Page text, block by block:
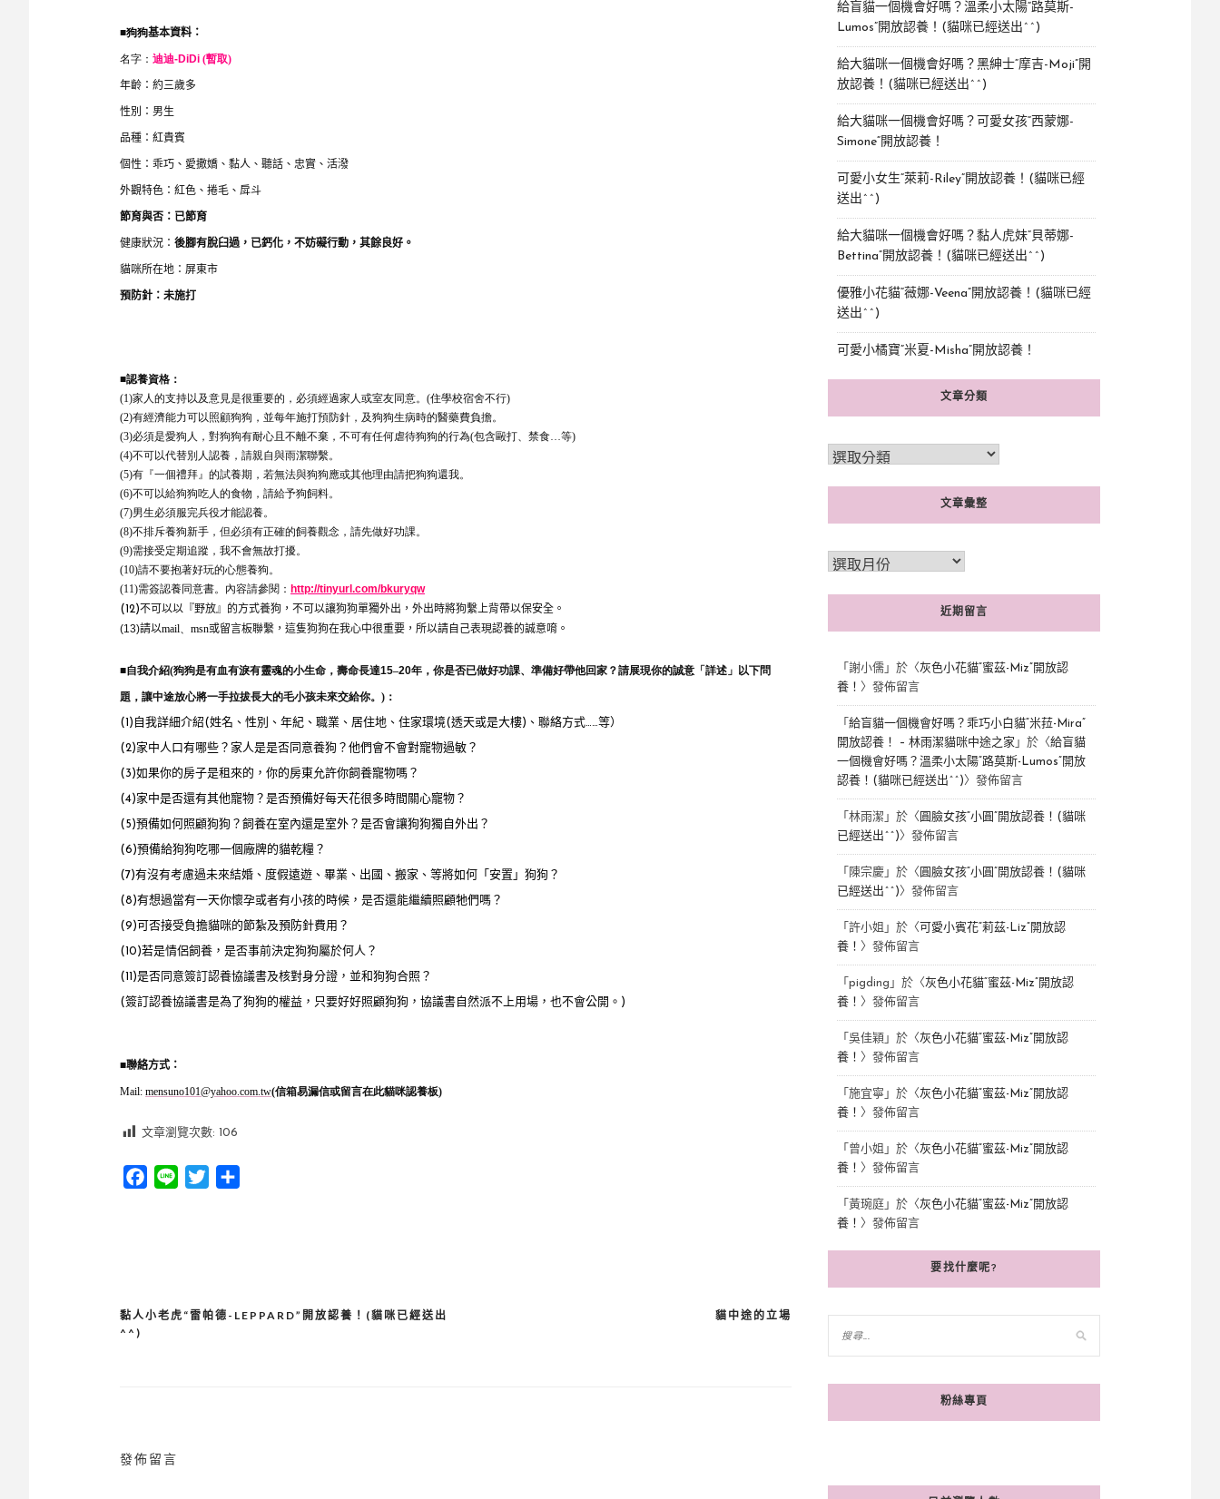
■狗狗基本資料：
名字： 迪迪-DiDi (暫取)
年齡：約三歲多
性別：男生
品種：紅貴賓
個性：乖巧、愛撒嬌、黏人、聽話、忠實、活潑
外觀特色：紅色、捲毛、戽斗
節育與否：已節育
健康狀況： 後腳有脫臼過，已鈣化，不妨礙行動，其餘良好。
貓咪所在地：屏東市
預防針：未施打
■認養資格：
(1)家人的支持以及意見是很重要的，必須經過家人或室友同意。 (住學校宿舍不行)
(2)有經濟能力可以照顧狗狗，並每年施打預防針，及狗狗生病時的醫藥費負擔。
(3)必須是愛狗人，對狗狗有耐心且不離不棄，不可有任何虐待狗狗的行為(包含毆打、禁食…等)
(4)不可以代替別人認養，請親自與雨潔聯繫。
(5)有『一個禮拜』的試養期，若無法與狗狗應或其他理由請把狗狗還我。
(6)不可以給狗狗吃人的食物，請給予狗飼料。
(7)男生必須服完兵役才能認養。
(8)不排斥養狗新手，但必須有正確的飼養觀念，請先做好功課。
(9)需接受定期追蹤，我不會無故打擾。
(10)請不要抱著好玩的心態養狗。
(11)需簽認養同意書。內容請參閱： http://tinyurl.com/bkuryqw
(12)不可以以『野放』的方式養狗，不可以讓狗狗單獨外出，外出時將狗繫上背帶以保安全。
(13)請以mail、 msn或留言板聯繫，這隻狗狗在我心中很重要，所以請自己表現認養的誠意唷。
■自我介紹(狗狗是有血有淚有靈魂的小生命，壽命長達15–20年，你是否已做好功課、準備好帶他回家？請展現你的誠意「詳述」以下問
題，讓中途放心將一手拉拔長大的毛小孩未來交給你。)：
(1)自我詳細介紹(姓名、性別、年紀、職業、居住地、住家環境(透天或是大樓)、聯絡方式……等）
(2)家中人口有哪些？家人是是否同意養狗？他們會不會對寵物過敏？
(3)如果你的房子是租來的，你的房東允許你飼養寵物嗎？
(4)家中是否還有其他寵物？是否預備好每天花很多時間關心寵物？
(5)預備如何照顧狗狗？飼養在室內還是室外？是否會讓狗狗獨自外出？
(6)預備給狗狗吃哪一個廠牌的貓乾糧？
(7)有沒有考慮過未來結婚、度假遠遊、畢業、出國、搬家、等將如何「安置」狗狗？
(8)有想過當有一天你懷孕或者有小孩的時候，是否還能繼續照顧牠們嗎？
(9)可否接受負擔貓咪的節紮及預防針費用？
(10)若是情侶飼養，是否事前決定狗狗屬於何人？
(11)是否同意簽訂認養協議書及核對身分證，並和狗狗合照？
(簽訂認養協議書是為了狗狗的權益，只要好好照顧狗狗，協議書自然派不上用場，也不會公開。)
■聯絡方式：
Mail: mensuno101@yahoo.com.tw(信箱易漏信或留言在此貓咪認養板)
文章瀏覽次數: 106
Facebook
Line Twitter
文
貓中途的立場
黏人小老虎“雷帕德-LEPPARD”開放認養！(貓咪已經送出
^^)
發佈留言
給盲貓一個機會好嗎？溫柔小太陽“路莫斯-
Lumos”開放認養！(貓咪已經送出^^)
給大貓咪一個機會好嗎？黑紳士“摩吉-Moji”開
放認養！(貓咪已經送出^^)
給大貓咪一個機會好嗎？可愛女孩“西蒙娜-
Simone“開放認養！
可愛小女生“萊莉-Riley”開放認養！(貓咪已經
送出^^)
給大貓咪一個機會好嗎？黏人虎妹“貝蒂娜-
Bettina”開放認養！(貓咪已經送出^^)
優雅小花貓“薇娜-Veena”開放認養！(貓咪已經
送出^^)
可愛小橘寶”米夏-Misha”開放認養！
文章分類
文章彙整
近期留言
「 謝小儒 」於〈 灰色小花貓“蜜茲-Miz”開放認
養！ 〉發佈留言
「 給盲貓一個機會好嗎？乖巧小白貓“米菈-Mira”
開放認養！ – 林雨潔貓咪中途之家 」於〈給盲貓
一個機會好嗎？溫柔小太陽“路莫斯-Lumos”開放
認養！(貓咪已經送出^^) 〉發佈留言
「 林雨潔 」於〈 圓臉女孩“小圓”開放認養！(貓咪
已經送出^^) 〉發佈留言
「 陳宗慶 」於〈 圓臉女孩“小圓”開放認養！(貓咪
已經送出^^) 〉發佈留言
「 許小姐 」於〈 可愛小賓花“莉茲-Liz”開放認
養！ 〉發佈留言
「 pigding 」於〈 灰色小花貓“蜜茲-Miz”開放認
養！ 〉發佈留言
「 吳佳穎 」於〈 灰色小花貓“蜜茲-Miz”開放認
養！ 〉發佈留言
「 施宜寧 」於〈 灰色小花貓“蜜茲-Miz”開放認
養！ 〉發佈留言
「 曾小姐 」於〈 灰色小花貓“蜜茲-Miz”開放認
養！ 〉發佈留言
「 黃琬庭 」於〈 灰色小花貓“蜜茲-Miz”開放認
養！ 〉發佈留言
要找什麼呢?
粉絲專頁